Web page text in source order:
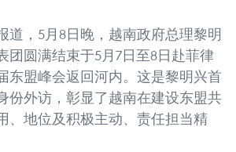
道，5月8日晚，越南政府总理黎明
团圆满结束于5月7日至8日赴菲律
东盟峰会返回河内。这是黎明兴首
份外访，彰显了越南在建设东盟共
、地位及积极主动、责任担当精